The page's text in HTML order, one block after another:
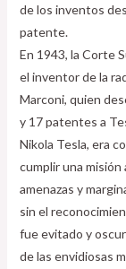
de los inventos
patente.
En 1943, la Corte
el inventor de la
Marconi, quien
y 17 patentes a
Nikola Tesla, era
cumplir una
amenazas y
sin el
fue evitado y
de las envidiosas